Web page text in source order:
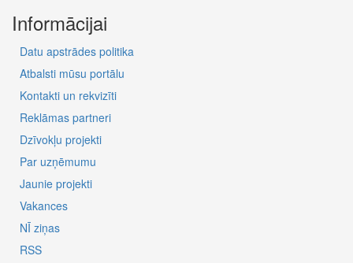
Informācijai
Datu apstrādes politika
Atbalsti mūsu portālu
Kontakti un rekvizīti
Reklāmas partneri
Dzīvokļu projekti
Par uzņēmumu
Jaunie projekti
Vakances
NĪ ziņas
RSS